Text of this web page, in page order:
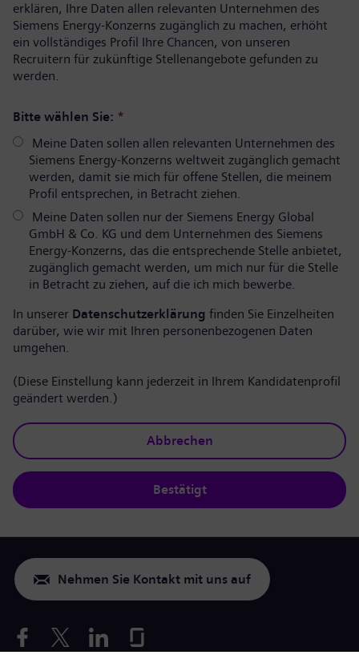
erklären, Ihre Daten allen relevanten Unternehmen des
Siemens Energy-Konzerns zugänglich zu machen, erhöht
ein vollständiges Profil Ihre Chancen, von unseren
Recruitern für zukünftige Stellenangebote gefunden zu
werden.
Bitte wählen Sie: *
Meine Daten sollen allen relevanten Unternehmen des
Siemens Energy-Konzerns weltweit zugänglich gemacht
werden, damit sie mich für offene Stellen, die meinem
Profil entsprechen, in Betracht ziehen.
Meine Daten sollen nur der Siemens Energy Global
GmbH & Co. KG und dem Unternehmen des Siemens
Energy-Konzerns, das die entsprechende Stelle anbietet,
zugänglich gemacht werden, um mich nur für die Stelle
in Betracht zu ziehen, auf die ich mich bewerbe.
In unserer Datenschutzerklärung finden Sie Einzelheiten
darüber, wie wir mit Ihren personenbezogenen Daten
umgehen.
(Diese Einstellung kann jederzeit in Ihrem Kandidatenprofil
geändert werden.)
Abbrechen
Bestätigt
Nehmen Sie Kontakt mit uns auf